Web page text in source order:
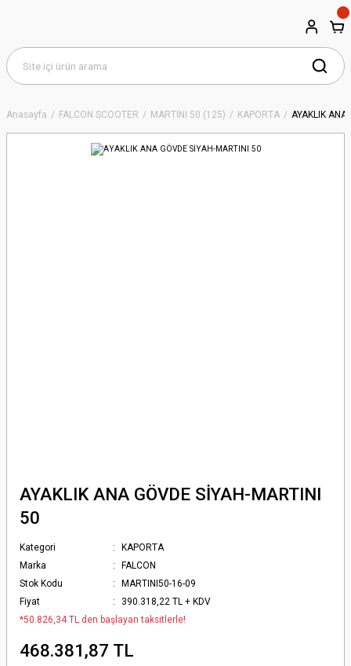
Anasayfa FALCON SCOOTER MARTİNİ 50 (125) KAPORTA AYAKLIK ANA
AYAKLIK ANA GÖVDE SİYAH-MARTINI
50
Kategori
KAPORTA
Marka
FALCON
Stok Kodu
MARTINI50-16-09
Fiyat
390.318,22 TL + KDV
*50.826,34 TL den başlayan taksitlerle!
468.381,87 TL